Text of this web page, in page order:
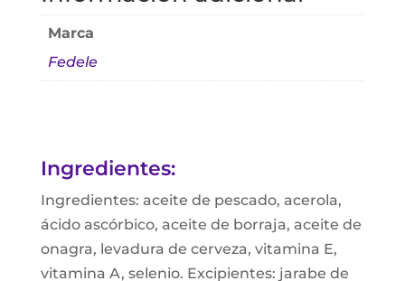
Marca
Fedele
Ingredientes:
Ingredientes: aceite de pescado, acerola,
ácido ascórbico, aceite de borraja, aceite de
onagra, levadura de cerveza, vitamina E,
vitamina A, selenio. Excipientes: jarabe de